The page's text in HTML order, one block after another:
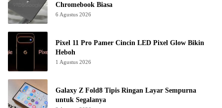
Chromebook Biasa
6 Agustus 2026
Pixel 11 Pro Pamer Cincin LED Pixel Glow Bikin
Heboh
1 Agustus 2026
Galaxy Z Fold8 Tipis Ringan Layar Sempurna
untuk Segalanya